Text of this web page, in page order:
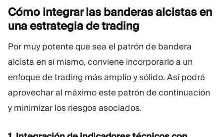
Cómo integrar las banderas alcistas en
una estrategia detrading
Por muy potente que sea el patrón de bandera
alcista en sí mismo, conviene incorporarlo a un
enfoque de trading más amplio y sólido. Así podrá
aprovechar al máximo este patrón de continuación
y minimizar los riesgos asociados.